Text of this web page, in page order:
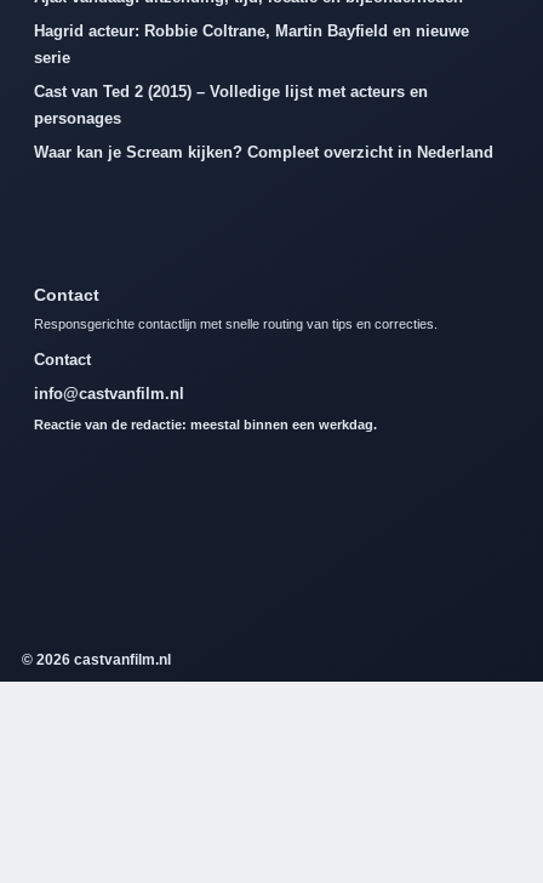
Hagrid acteur: Robbie Coltrane, Martin Bayfield en nieuwe
serie
Cast van Ted 2 (2015) – Volledige lijst met acteurs en
personages
Waar kan je Scream kijken? Compleet overzicht in Nederland
Contact
Responsgerichte contactlijn met snelle routing van tips en correcties.
Contact
info@castvanfilm.nl
Reactie van de redactie: meestal binnen een werkdag.
© 2026 castvanfilm.nl